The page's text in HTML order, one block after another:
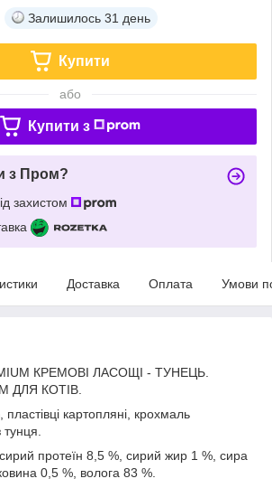
Залишилось 31 день
Купити
або
Купити з
з Пром?
захистом
Доставка Оплата Умови
КРЕМОВІ ЛАСОЩІ - ТУНЕЦЬ.
ДЛЯ КОТІВ.
картопляні, крохмаль
протеїн 8,5 %, сирий жир 1 %, сира
0,5 %, волога 83 %.